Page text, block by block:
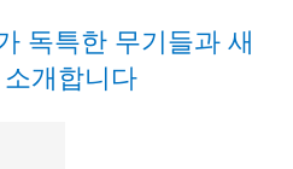
독특한 무기들과 새
개합니다